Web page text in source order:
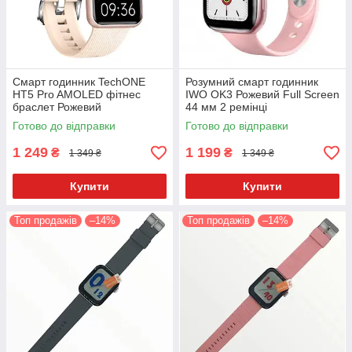
Смарт годинник TechONE
HT5 Pro AMOLED фітнес
браслет Рожевий
Готово до відправки
1 249 ₴ 1 349 ₴
Купити
Розумний смарт годинник
IWO OK3 Рожевий Full Screen
44 мм 2 ремінці
Готово до відправки
1 199 ₴ 1 349 ₴
Купити
Топ продажів –14% Топ продажів –14%